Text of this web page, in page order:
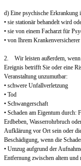
d) Eine psychische Erkrankung
• sie stationär behandelt wird
• sie von einem Facharzt für
• von Ihrem
2. Wir leisten außerdem, wenn
Ereignis betrifft Sie oder eine
Veranstaltung unzumutbar:
• schwere Unfallverletzung
• Tod
• Schwangerschaft
• Schaden am Eigentum
Erdbeben, Wasserrohrbruch
Aufklärung vor Ort sein oder
Beschädigung, wenn die
• Umzug aufgrund der
Entfernung zwischen altem und